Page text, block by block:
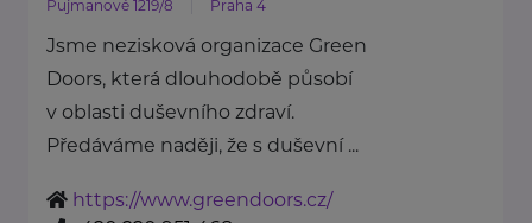
Pujmanové 1219/8 Praha 4
Jsme nezisková organizace Green
Doors, která dlouhodobě působí
v oblasti duševního zdraví.
Předáváme naději, že s duševní ...
https://www.greendoors.cz/